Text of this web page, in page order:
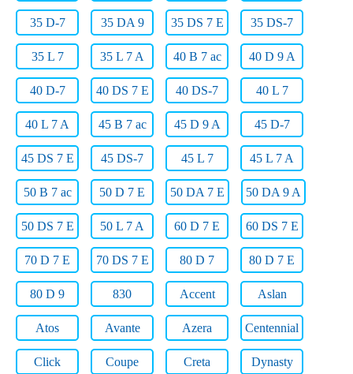
35 D-7 35 DA 9 35 DS 7 E 35 DS-7
35 L 7 35 L 7 A 40 B 7 ac 40 D 9 A
40 D-7 40 DS 7 E 40 DS-7 40 L 7
40 L 7 A 45 B 7 ac 45 D 9 A 45 D-7
45 DS 7 E 45 DS-7 45 L 7 45 L 7 A
50 B 7 ac 50 D 7 E 50 DA 7 E 50 DA 9 A
50 DS 7 E 50 L 7 A 60 D 7 E 60 DS 7 E
70 D 7 E 70 DS 7 E 80 D 7 80 D 7 E
80 D 9 830 Accent Aslan
Atos Avante Azera Centennial
Click Coupe Creta Dynasty